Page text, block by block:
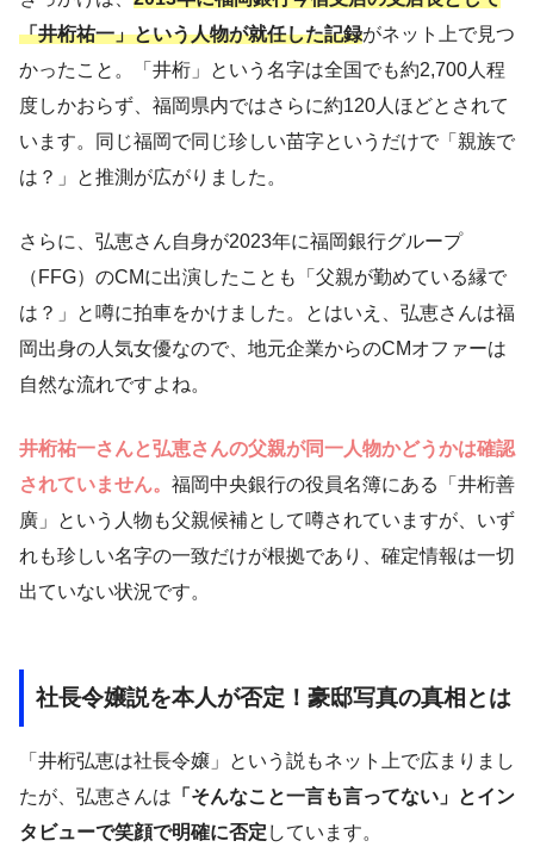
「井桁祐一」という人物が就任した記録がネット上で見つ
かったこと。「井桁」という名字は全国でも約2,700人程
度しかおらず、福岡県内ではさらに約120人ほどとされて
います。同じ福岡で同じ珍しい苗字というだけで「親族で
は？」と推測が広がりました。
さらに、弘恵さん自身が2023年に福岡銀行グループ
（FFG）のCMに出演したことも「父親が勤めている縁で
は？」と噂に拍車をかけました。とはいえ、弘恵さんは福
岡出身の人気女優なので、地元企業からのCMオファーは
自然な流れですよね。
井桁祐一さんと弘恵さんの父親が同一人物かどうかは確認
されていません。 福岡中央銀行の役員名簿にある「井桁善
廣」という人物も父親候補として噂されていますが、いず
れも珍しい名字の一致だけが根拠であり、確定情報は一切
出ていない状況です。
社長令嬢説を本人が否定！豪邸写真の真相とは
「井桁弘恵は社長令嬢」という説もネット上で広まりまし
たが、弘恵さんは 「そんなこと一言も言ってない」とイン
タビューで笑顔で明確に否定 しています。